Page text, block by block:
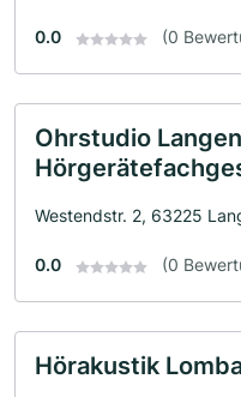
0.0 (0
Ohrstudio
Westendstr. 2, 63225
0.0 (0
Hörakustik